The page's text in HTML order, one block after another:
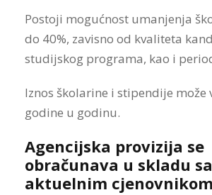
Postoji mogućnost umanjenja
do 40%, zavisno od kvaliteta
studijskog programa, kao i
Iznos školarine i stipendije može
godine u godinu.
Agencijska provizija se
obračunava u skladu sa
aktuelnim